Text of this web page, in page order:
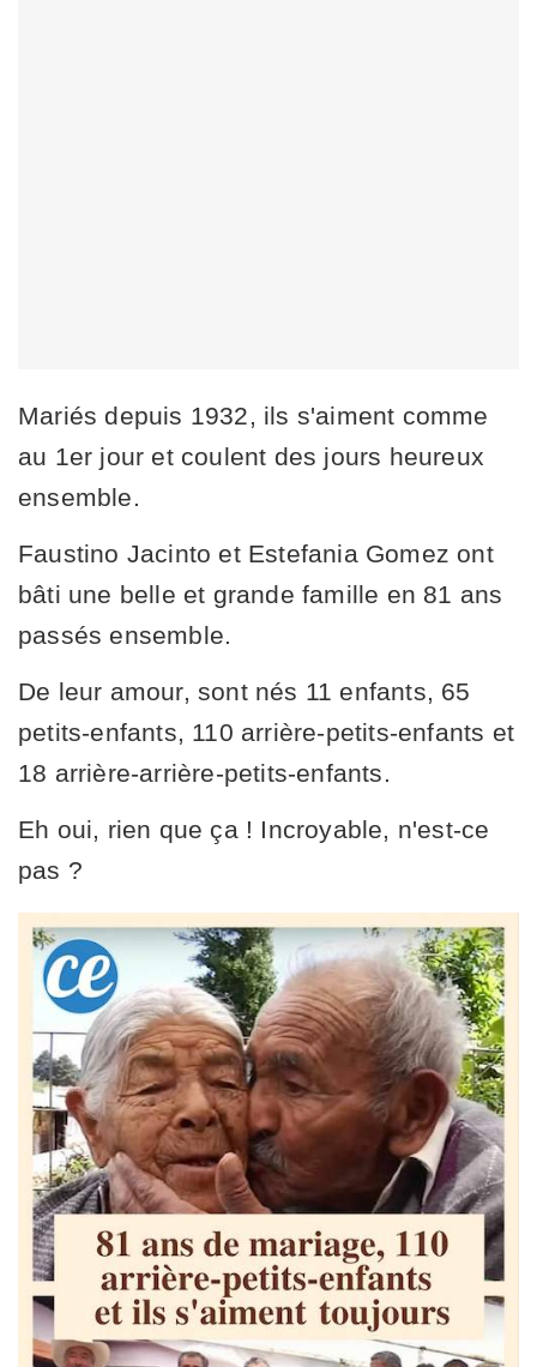
Mariés depuis 1932, ils s'aiment comme
au 1er jour et coulent des jours heureux
ensemble.
Faustino Jacinto et Estefania Gomez ont
bâti une belle et grande famille en 81 ans
passés ensemble.
De leur amour, sont nés 11 enfants, 65
petits-enfants, 110 arrière-petits-enfants et
18 arrière-arrière-petits-enfants.
Eh oui, rien que ça ! Incroyable, n'est-ce
pas ?